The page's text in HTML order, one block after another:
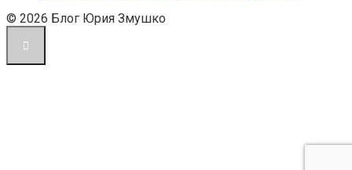
© 2026 Блог Юрия Змушко